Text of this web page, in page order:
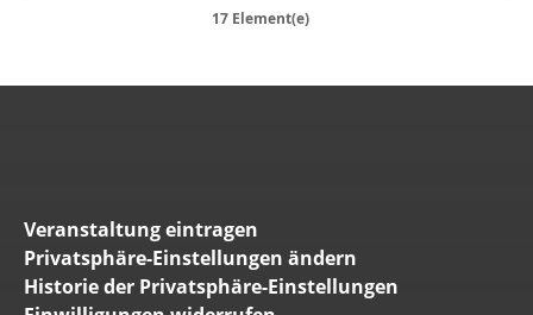
17 Element(e)
Veranstaltung eintragen
Privatsphäre-Einstellungen ändern
Historie der Privatsphäre-Einstellungen